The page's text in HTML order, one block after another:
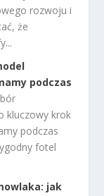
rozwoju i
że
podczas
kluczowy krok
podczas
fotel
jak